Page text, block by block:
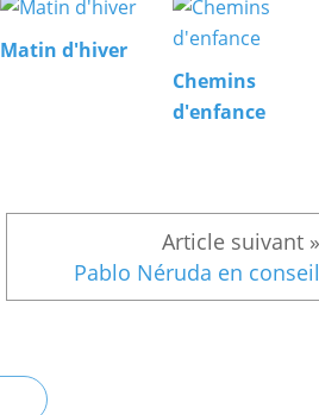
Matin d'hiver
Chemins
d'enfance
Pablo Néruda en conseil